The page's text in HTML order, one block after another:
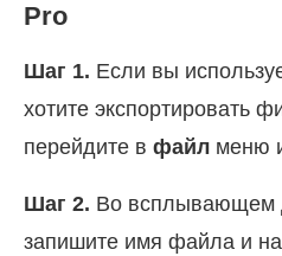
Pro
Шаг 1. Если вы
хотите экспортировать
перейдите в файл меню
Шаг 2. Во всплывающем
запишите имя файла и